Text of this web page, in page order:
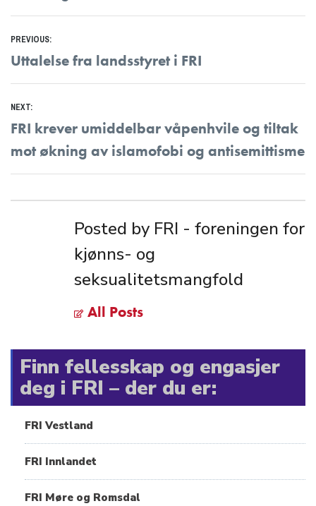
Innleggsnavigasjon
PREVIOUS:
Previous
post:
Uttalelse fra landsstyret i FRI
NEXT:
Next
post:
FRI krever umiddelbar våpenhvile og tiltak
mot økning av islamofobi og antisemittisme
Posted by FRI - foreningen for
kjønns- og
seksualitetsmangfold
All Posts
Finn fellesskap og engasjer
deg i FRI – der du er:
FRI Vestland
FRI Innlandet
FRI Møre og Romsdal